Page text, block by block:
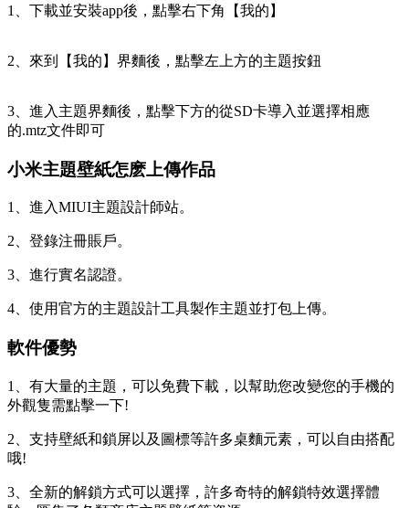
1、下載並安裝app後，點擊右下角【我的】
2、來到【我的】界麵後，點擊左上方的主題按鈕
3、進入主題界麵後，點擊下方的從SD卡導入並選擇相應
的.mtz文件即可
小米主題壁紙怎麽上傳作品
1、進入MIUI主題設計師站。
2、登錄注冊賬戶。
3、進行實名認證。
4、使用官方的主題設計工具製作主題並打包上傳。
軟件優勢
1、有大量的主題，可以免費下載，以幫助您改變您的手機的
外觀隻需點擊一下!
2、支持壁紙和鎖屏以及圖標等許多桌麵元素，可以自由搭配
哦!
3、全新的解鎖方式可以選擇，許多奇特的解鎖特效選擇體